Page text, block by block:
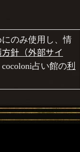
のみ使用し、情
針（外部サイ
占い館の利